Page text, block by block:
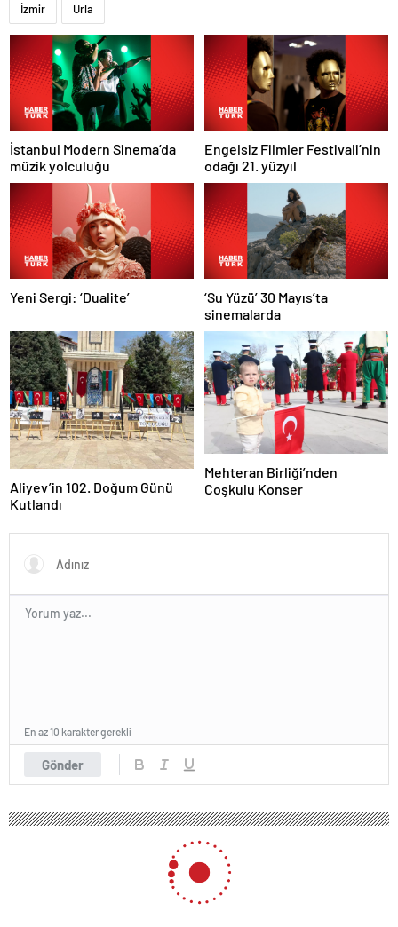
İzmir Urla
İstanbul Modern Sinema’da
müzik yolculuğu
Engelsiz Filmler Festivali’nin
odağı 21. yüzyıl
Yeni Sergi: ‘Dualite’
‘Su Yüzü’ 30 Mayıs’ta
sinemalarda
Aliyev’in 102. Doğum Günü
Kutlandı
Mehteran Birliği’nden
Coşkulu Konser
Gönder
En az 10 karakter gerekli